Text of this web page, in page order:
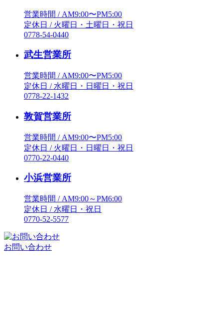
営業時間 / AM9:00〜PM5:00
定休日 / 火曜日・土曜日・祝日
0778-54-0440
武生営業所
営業時間 / AM9:00〜PM5:00
定休日 / 水曜日・日曜日・祝日
0778-22-1432
敦賀営業所
営業時間 / AM9:00〜PM5:00
定休日 / 火曜日・日曜日・祝日
0770-22-0440
小浜営業所
営業時間 / AM9:00～PM6:00
定休日 / 水曜日・祝日
0770-52-5577
お問い合わせ